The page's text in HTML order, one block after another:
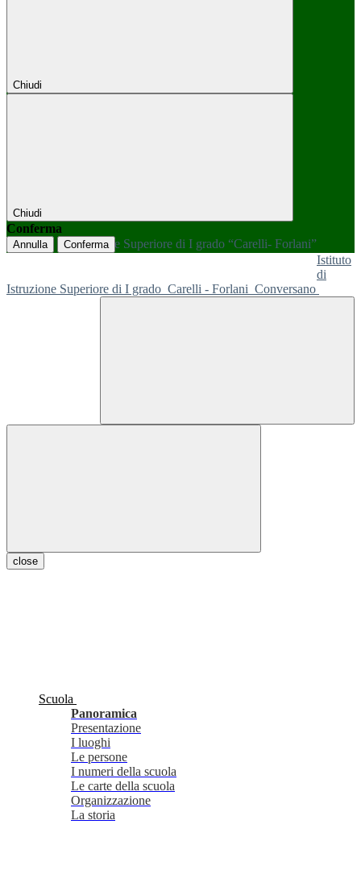
Chiudi
Chiudi
Conferma
Annulla Conferma
Istituto
di
Istruzione Superiore di I grado Carelli - Forlani Conversano
close
Scuola
Panoramica
Presentazione
I luoghi
Le persone
I numeri della scuola
Le carte della scuola
Organizzazione
La storia